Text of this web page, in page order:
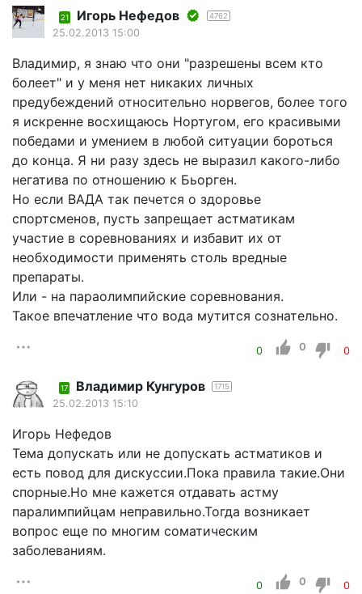
21 Игорь Нефедов 4762
25.02.2013 15:00
Владимир, я знаю что они "разрешены всем кто
болеет" и у меня нет никаких личных
предубеждений относительно норвегов, более того
я искренне восхищаюсь Нортугом, его красивыми
победами и умением в любой ситуации бороться
до конца. Я ни разу здесь не выразил какого-либо
негатива по отношению к Бьорген.
Но если ВАДА так печется о здоровье
спортсменов, пусть запрещает астматикам
участие в соревнованиях и избавит их от
необходимости применять столь вредные
препараты.
Или - на параолимпийские соревнования.
Такое впечатление что вода мутится сознательно.
0 0 0
17 Владимир Кунгуров 1715
25.02.2013 15:10
Игорь Нефедов
Тема допускать или не допускать астматиков и
есть повод для дискуссии.Пока правила такие.Они
спорные.Но мне кажется отдавать астму
паралимпийцам неправильно.Тогда возникает
вопрос еще по многим соматическим
заболеваниям.
0 0 0